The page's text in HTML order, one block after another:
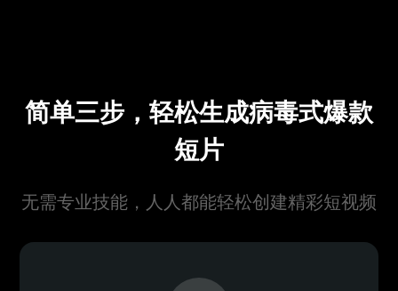
简单三步，轻松生成病毒式爆款
短片
无需专业技能，人人都能轻松创建精彩短视频